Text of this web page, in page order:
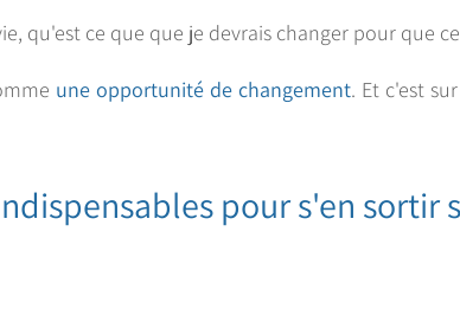
qu'est ce que que je devrais changer pour que
une opportunité de changement. Et c'est
pour s'en sortir